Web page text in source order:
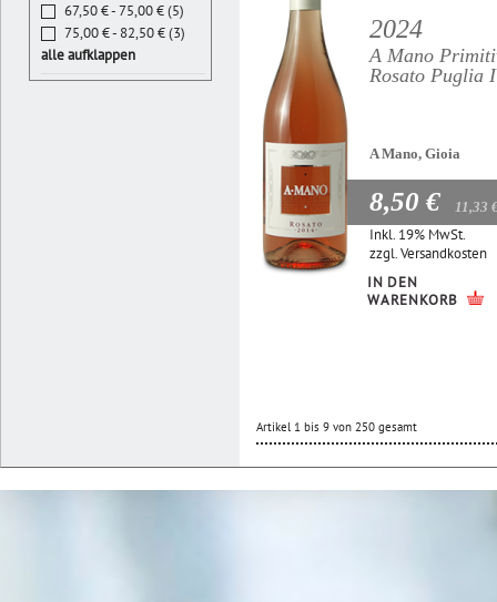
2024
A Mano
Rosato Puglia
A Mano, Gioia
8,50 € 11,33
Inkl. 19% MwSt.
zzgl.Versandkosten
IN DEN
WARENKORB
Artikel 1 bis 9 von 250 gesamt
67,50 € - 75,00 € (5)
75,00 € - 82,50 € (3)
alle aufklappen